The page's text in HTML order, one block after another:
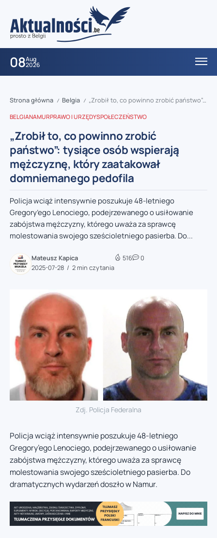
08Aug
2026
Strona główna / Belgia / „Zrobił to, co powinno zrobić państwo”: tysiące osób wspierają mężczyznę, który zaatakował domniemanego pedofila
BELGIANAMURPRAWO I URZĘDYSPOŁECZEŃSTWO
„Zrobił to, co powinno zrobić
państwo”: tysiące osób wspierają
mężczyznę, który zaatakował
domniemanego pedofila
Policja wciąż intensywnie poszukuje 48-letniego
Gregory’ego Lenociego, podejrzewanego o usiłowanie
zabójstwa mężczyzny, którego uważa za sprawcę
molestowania swojego sześcioletniego pasierba. Do...
Mateusz Kapica
2025-07-28
2 min czytania
516 0
Zdj. Policja Federalna
Policja wciąż intensywnie poszukuje 48-letniego
Gregory’ego Lenociego, podejrzewanego o usiłowanie
zabójstwa mężczyzny, którego uważa za sprawcę
molestowania swojego sześcioletniego pasierba. Do
dramatycznych wydarzeń doszło w Namur.